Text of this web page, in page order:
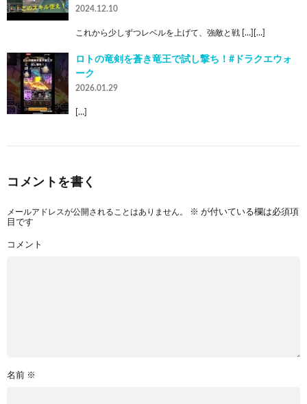
2024.12.10
これから少しずつレベルを上げて、強敵と戦 […][…]
ロトの竜剣を蒼き竜王で試し撃ち！#ドラクエウォ
ーク
2026.01.29
[…]
コメントを書く
メールアドレスが公開されることはありません。 ※ が付いている欄は必須項
目です
コメント
名前 ※